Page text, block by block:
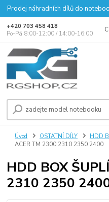
Prodej náhradních dílů do
+420 703 458 418
Po-Pá 8:00-12:00 / 14:00-16:00
Úvod OSTATNÍ DÍLY HDD
ACER TM 2300 2310 2350 2400
HDD BOX
2310 2350